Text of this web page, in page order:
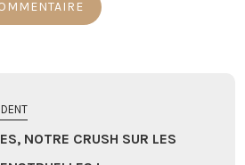
NOTRE CRUSH SUR LES